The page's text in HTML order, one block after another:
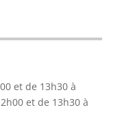
et de 13h30 à
et de 13h30 à